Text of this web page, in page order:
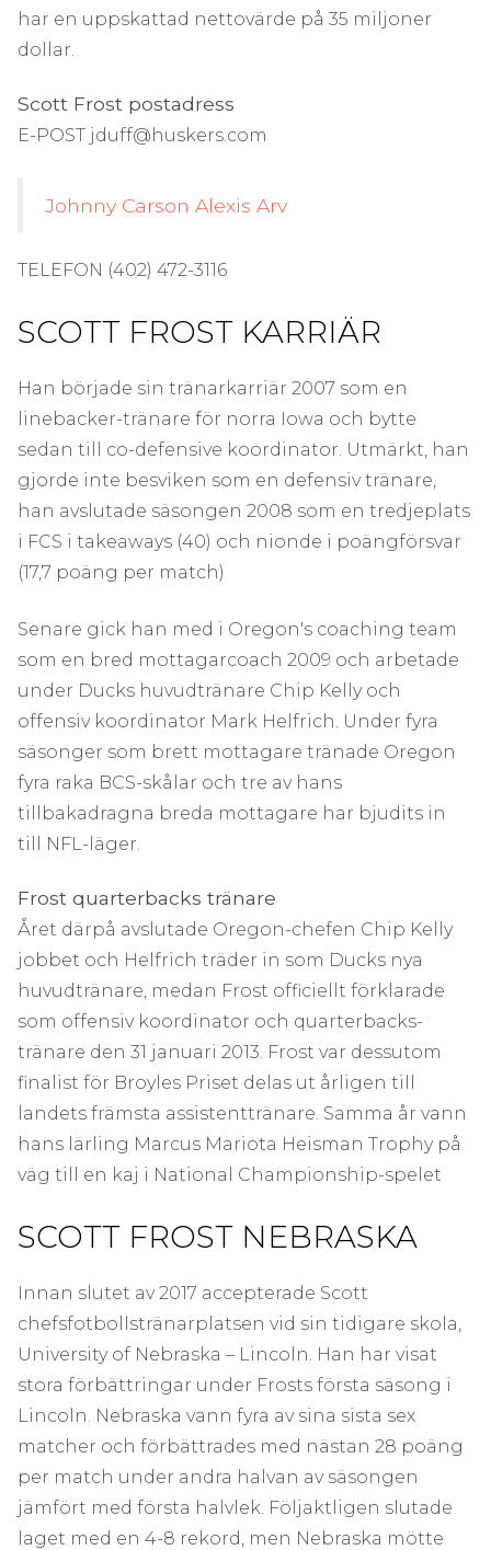
har en uppskattad nettovärde på 35 miljoner
dollar.
Scott Frost postadress
E-POST jduff@huskers.com
Johnny Carson Alexis Arv
TELEFON (402) 472-3116
SCOTT FROST KARRIÄR
Han började sin tränarkarriär 2007 som en
linebacker-tränare för norra Iowa och bytte
sedan till co-defensive koordinator. Utmärkt, han
gjorde inte besviken som en defensiv tränare,
han avslutade säsongen 2008 som en tredjeplats
i FCS i takeaways (40) och nionde i poängförsvar
(17,7 poäng per match)
Senare gick han med i Oregon's coaching team
som en bred mottagarcoach 2009 och arbetade
under Ducks huvudtränare Chip Kelly och
offensiv koordinator Mark Helfrich. Under fyra
säsonger som brett mottagare tränade Oregon
fyra raka BCS-skålar och tre av hans
tillbakadragna breda mottagare har bjudits in
till NFL-läger.
Frost quarterbacks tränare
Året därpå avslutade Oregon-chefen Chip Kelly
jobbet och Helfrich träder in som Ducks nya
huvudtränare, medan Frost officiellt förklarade
som offensiv koordinator och quarterbacks-
tränare den 31 januari 2013. Frost var dessutom
finalist för Broyles Priset delas ut årligen till
landets främsta assistenttränare. Samma år vann
hans lärling Marcus Mariota Heisman Trophy på
väg till en kaj i National Championship-spelet
SCOTT FROST NEBRASKA
Innan slutet av 2017 accepterade Scott
chefsfotbollstränarplatsen vid sin tidigare skola,
University of Nebraska – Lincoln. Han har visat
stora förbättringar under Frosts första säsong i
Lincoln. Nebraska vann fyra av sina sista sex
matcher och förbättrades med nästan 28 poäng
per match under andra halvan av säsongen
jämfört med första halvlek. Följaktligen slutade
laget med en 4-8 rekord, men Nebraska mötte